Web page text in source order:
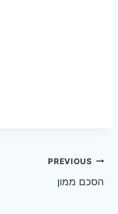
ניווט
PREVIOUS
הסכם ממון